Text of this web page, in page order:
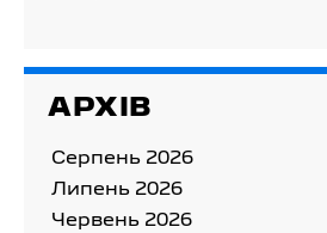
АРХІВ
Серпень 2026
Липень 2026
Червень 2026